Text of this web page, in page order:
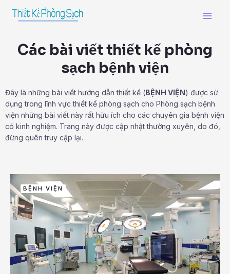
Các bài viết thiết kế phòng
sạch bệnh viện
Đây là những bài viết hướng dẫn thiết kế (BỆNH VIỆN) được sử
dụng trong lĩnh vực thiết kế phòng sạch cho Phòng sạch bệnh
viện những bài viết này rất hữu ích cho các chuyên gia bệnh viện
có kinh nghiệm. Trang này được cập nhật thường xuyên, do đó,
đừng quên truy cập lại.
BỆNH VIỆN